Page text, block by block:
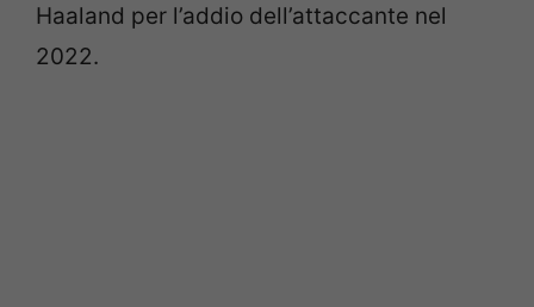
Haaland per l’addio dell’attaccante nel
2022.